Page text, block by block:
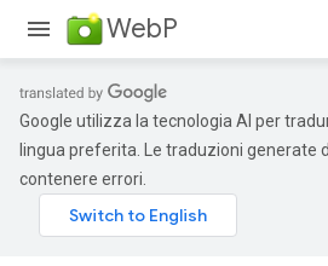
WebP
Google utilizza la tecnologia AI per
lingua preferita. Le traduzioni generate
contenere errori.